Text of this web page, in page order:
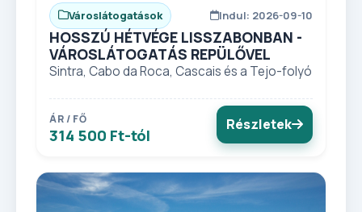
Városlátogatások Indul: 2026-09-10
HOSSZÚ HÉTVÉGE LISSZABONBAN -
VÁROSLÁTOGATÁS REPÜLŐVEL
Sintra, Cabo da Roca, Cascais és a Tejo-folyó
ÁR / FŐ
314 500 Ft-tól
Részletek